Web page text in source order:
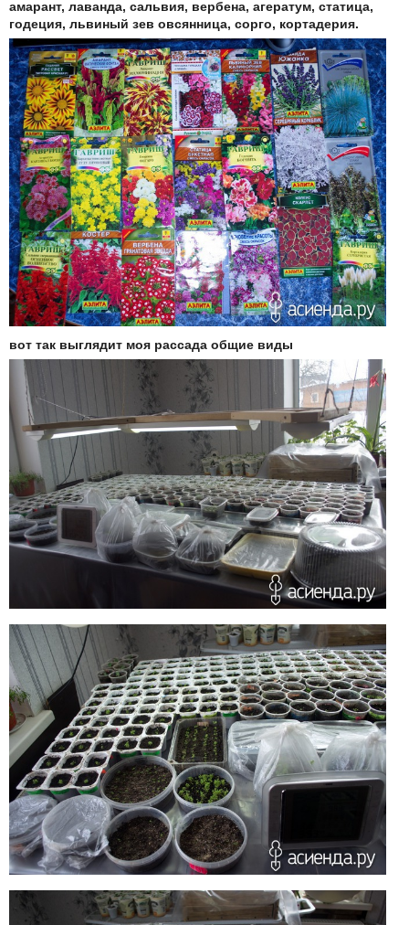
амарант, лаванда, сальвия, вербена, агератум, статица,
годеция, львиный зев овсянница, сорго, кортадерия.
вот так выглядит моя рассада общие виды